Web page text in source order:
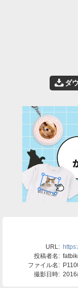
📥ダ
URL:
投稿者名:
ファイル名:
撮影日時: